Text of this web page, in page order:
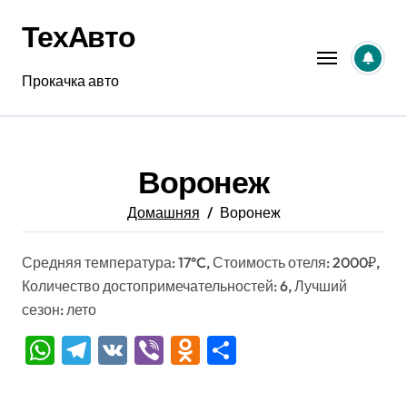
содержанию
ТехАвто
Прокачка авто
Воронеж
Домашняя Воронеж
Средняя температура: 17°C, Стоимость отеля: 2000₽,
Количество достопримечательностей: 6, Лучший
сезон: лето
WhatsApp
Telegram
VK ViberOdnoklassniki